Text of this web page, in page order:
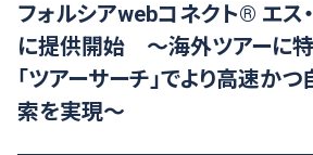
フォルシアwebコネクト® エス
に提供開始 ～海外ツアーに
「ツアーサーチ」でより高速か
索を実現～